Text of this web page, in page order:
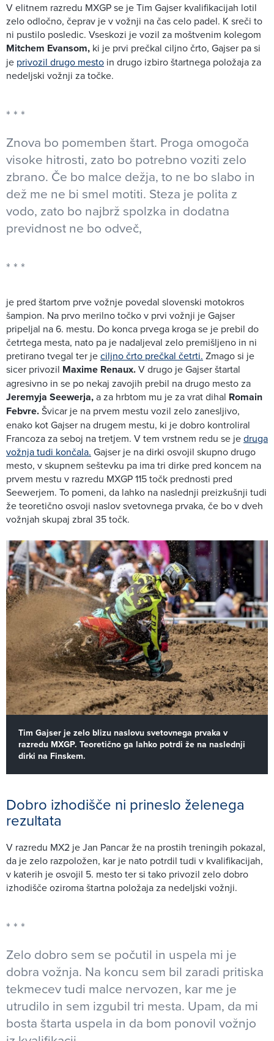
V elitnem razredu MXGP se je Tim Gajser kvalifikacijah lotil
zelo odločno, čeprav je v vožnji na čas celo padel. K sreči to
ni pustilo posledic. Vseskozi je vozil za moštvenim kolegom
Mitchem Evansom, ki je prvi prečkal ciljno črto, Gajser pa si
je privozil drugo mesto in drugo izbiro štartnega položaja za
nedeljski vožnji za točke.
Znova bo pomemben štart. Proga omogoča
visoke hitrosti, zato bo potrebno voziti zelo
zbrano. Če bo malce dežja, to ne bo slabo in
dež me ne bi smel motiti. Steza je polita z
vodo, zato bo najbrž spolzka in dodatna
previdnost ne bo odveč,
je pred štartom prve vožnje povedal slovenski motokros
šampion. Na prvo merilno točko v prvi vožnji je Gajser
pripeljal na 6. mestu. Do konca prvega kroga se je prebil do
četrtega mesta, nato pa je nadaljeval zelo premišljeno in ni
pretirano tvegal ter jeciljno črto prečkal četrti. Zmago si je
sicer privozil Maxime Renaux.V drugo je Gajser štartal
agresivno in se po nekaj zavojih prebil na drugo mesto za
Jeremyja Seewerja,a za hrbtom mu je za vrat dihal Romain
Febvre.Švicar je na prvem mestu vozil zelo zanesljivo,
enako kot Gajser na drugem mestu, ki je dobro kontroliral
Francoza za seboj na tretjem. V tem vrstnem redu se jedruga
vožnja tudi končala. Gajser je na dirki osvojil skupno drugo
mesto, v skupnem seštevku pa ima tri dirke pred koncem na
prvem mestu v razredu MXGP 115 točk prednosti pred
Seewerjem. To pomeni, da lahko na naslednji preizkušnji tudi
že teoretično osvoji naslov svetovnega prvaka, če bo v dveh
vožnjah skupaj zbral 35 točk.
Tim Gajser je zelo blizu naslovu svetovnega prvaka v
razredu MXGP. Teoretično ga lahko potrdi že na naslednji
dirki na Finskem.
Dobro izhodišče ni prineslo želenega
rezultata
V razredu MX2 je Jan Pancar že na prostih treningih pokazal,
da je zelo razpoložen, kar je nato potrdil tudi v kvalifikacijah,
v katerih je osvojil 5. mesto ter si tako privozil zelo dobro
izhodišče oziroma štartna položaja za nedeljski vožnji.
Zelo dobro sem se počutil in uspela mi je
dobra vožnja. Na koncu sem bil zaradi pritiska
tekmecev tudi malce nervozen, kar me je
utrudilo in sem izgubil tri mesta. Upam, da mi
bosta štarta uspela in da bom ponovil vožnjo